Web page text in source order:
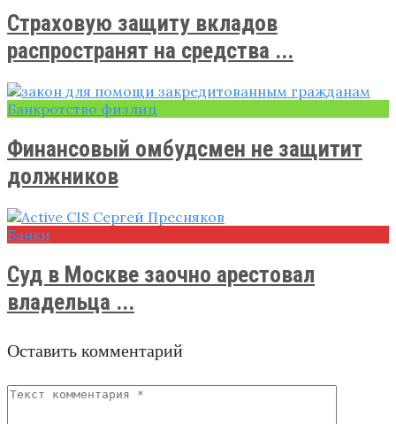
Страховую защиту вкладов
распространят на средства ...
Банкротство физлиц
Финансовый омбудсмен не защитит
должников
Банки
Суд в Москве заочно арестовал
владельца ...
Оставить комментарий